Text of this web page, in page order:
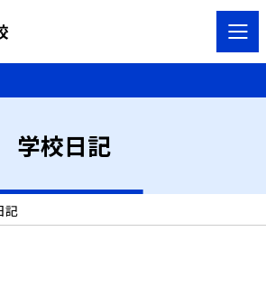
学校日記
記